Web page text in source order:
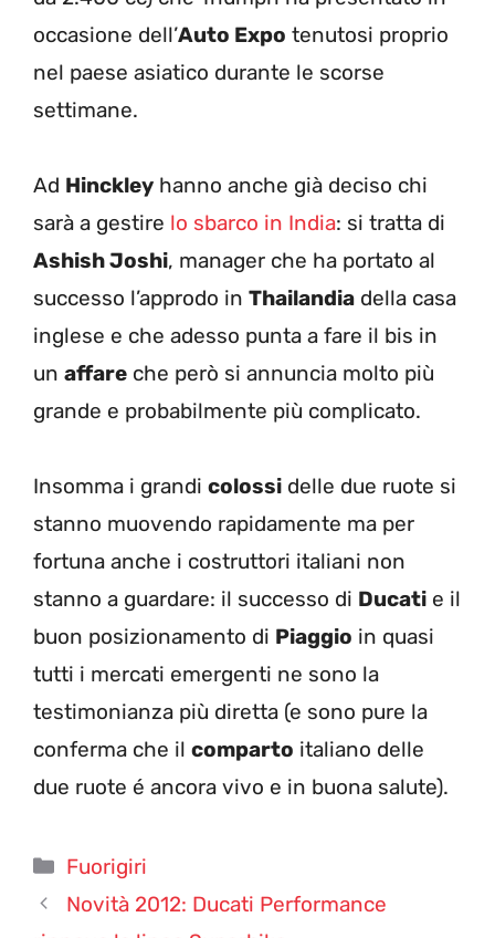
occasione dell’Auto Expo tenutosi proprio
nel paese asiatico durante le scorse
settimane.
Ad Hinckley hanno anche già deciso chi
sarà a gestire lo sbarco in India: si tratta di
Ashish Joshi, manager che ha portato al
successo l’approdo in Thailandia della casa
inglese e che adesso punta a fare il bis in
un affare che però si annuncia molto più
grande e probabilmente più complicato.
Insomma i grandi colossi delle due ruote si
stanno muovendo rapidamente ma per
fortuna anche i costruttori italiani non
stanno a guardare: il successo di Ducati e il
buon posizionamento di Piaggio in quasi
tutti i mercati emergenti ne sono la
testimonianza più diretta (e sono pure la
conferma che il comparto italiano delle
due ruote é ancora vivo e in buona salute).
Categorie
Fuorigiri
Novità 2012: Ducati Performance